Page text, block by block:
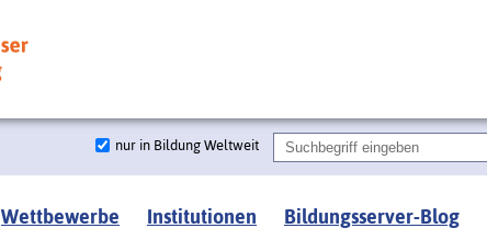
nur in Bildung Weltweit
Wettbewerbe Institutionen Bildungsserver-Blog